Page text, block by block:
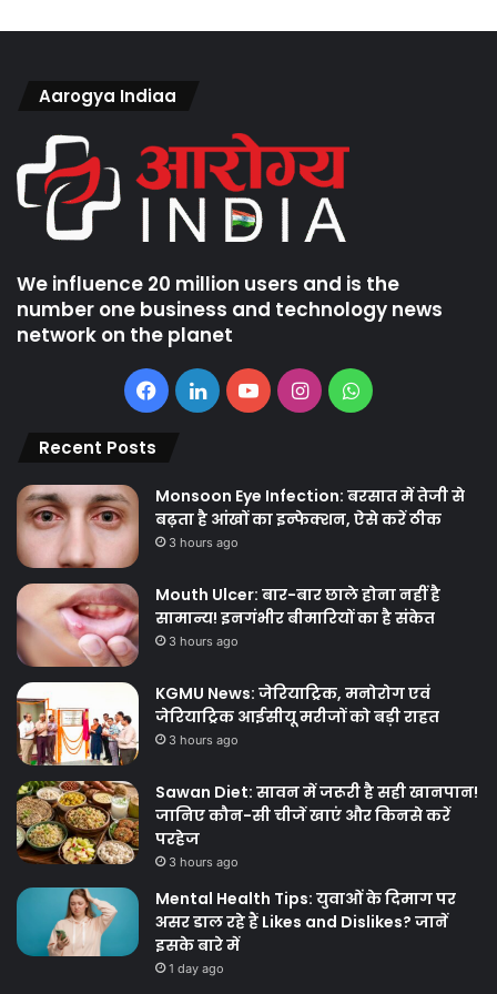
Aarogya Indiaa
We influence 20 million users and is the
number one business and technology news
network on the planet
Facebook
LinkedInYouTubeInstagramWhatsApp
Recent Posts
Monsoon Eye Infection: बरसात में तेजी से
बढ़ता है आंखों का इन्फेक्शन, ऐसे करें ठीक
3 hours ago
Mouth Ulcer: बार-बार छाले होना नहीं है
सामान्य! इनगंभीर बीमारियों का है संकेत
3 hours ago
KGMU News: जेरियाट्रिक, मनोरोग एवं
जेरियाट्रिक आईसीयू मरीजों को बड़ी राहत
3 hours ago
Sawan Diet: सावन में जरूरी है सही खानपान!
जानिए कौन-सी चीजें खाएं और किनसे करें
परहेज
3 hours ago
Mental Health Tips: युवाओं के दिमाग पर
असर डाल रहे हैं Likes and Dislikes? जानें
इसके बारे में
1 day ago